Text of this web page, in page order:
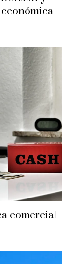
comercial